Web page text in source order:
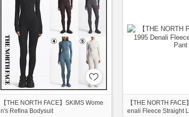
【THE NORTH FACE】SKIMS Wome
n's Refina Bodysuit
【THE NORTH
enali Fleece Straight